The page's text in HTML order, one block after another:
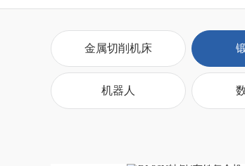
金属切削机床
机器人